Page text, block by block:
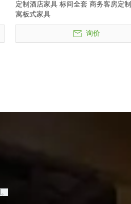
定制酒店家具 标间全套 商务客房定
寓板式家具
询价
。